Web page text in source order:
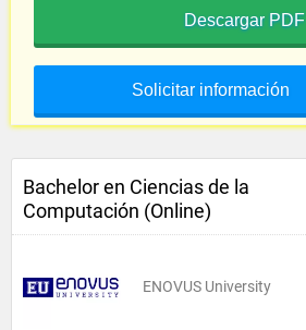
Descargar PDF
Solicitar información
Bachelor en Ciencias de la
Computación (Online)
ENOVUS University